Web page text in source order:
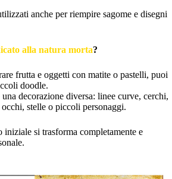
anche per riempire sagome e disegni
alla natura morta?
frutta e oggetti con matite o pastelli, puoi
doodle.
decorazione diversa: linee curve, cerchi,
stelle o piccoli personaggi.
si trasforma completamente e